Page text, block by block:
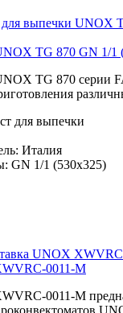
TG 870 GN 1/1
TG 870 серии
для выпечки
Италия
GN 1/1 (530х325)
0011-М
0011-М